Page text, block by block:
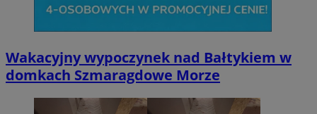
Wakacyjny wypoczynek nad Bałtykiem w
domkach Szmaragdowe Morze